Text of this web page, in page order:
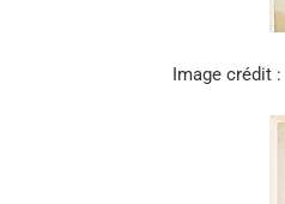
Image crédit :